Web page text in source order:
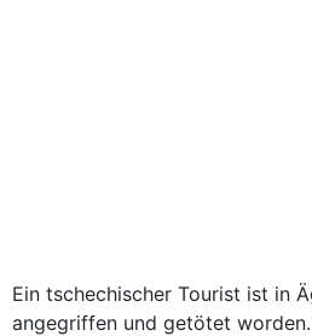
Ein tschechischer Tourist ist in
angegriffen und getötet